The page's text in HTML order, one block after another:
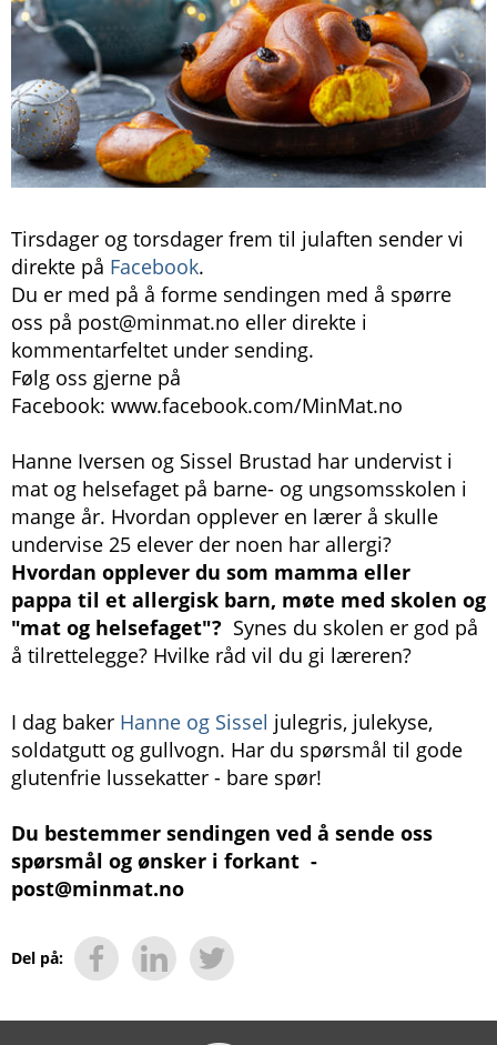
Tirsdager og torsdager frem til julaften sender vi
direkte på Facebook.
Du er med på å forme sendingen med å spørre
oss på post@minmat.no eller direkte i
kommentarfeltet under sending.
Følg oss gjerne på
Facebook: www.facebook.com/MinMat.no
Hanne Iversen og Sissel Brustad har undervist i
mat og helsefaget på barne- og ungsomsskolen i
mange år. Hvordan opplever en lærer å skulle
undervise 25 elever der noen har allergi?
Hvordan opplever du som mamma eller
pappa til et allergisk barn, møte med skolen og
"mat og helsefaget"? Synes du skolen er god på
å tilrettelegge? Hvilke råd vil du gi læreren?
I dag baker Hanne og Sissel julegris, julekyse,
soldatgutt og gullvogn. Har du spørsmål til gode
glutenfrie lussekatter - bare spør!
Du bestemmer sendingen ved å sende oss
spørsmål og ønsker i forkant -
post@minmat.no
Del på: